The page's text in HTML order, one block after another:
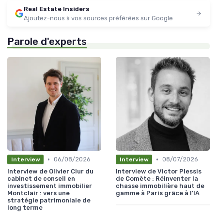
Real Estate Insiders
Ajoutez-nous à vos sources préférées sur Google
Parole d'experts
Interview • 06/08/2026
Interview de Olivier Clur du
cabinet de conseil en
investissement immobilier
Montclair : vers une
stratégie patrimoniale de
long terme
Interview • 08/07/2026
Interview de Victor Plessis
de Comète : Réinventer la
chasse immobilière haut de
gamme à Paris grâce à l’IA